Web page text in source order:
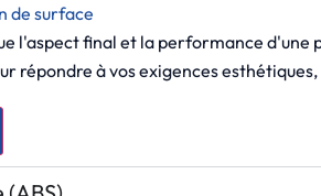
de surface
l'aspect final et la performance
répondre à vos exigences